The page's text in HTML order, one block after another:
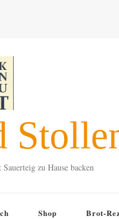
zu Hause backen
Shop Brot-